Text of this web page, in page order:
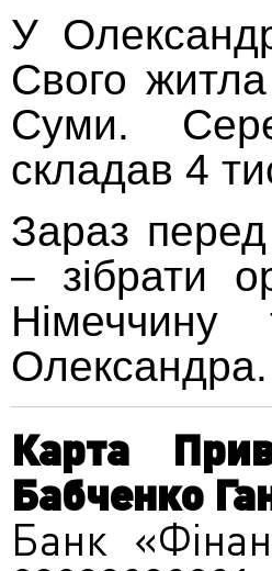
У
Свого
Суми.
складав 4
Зараз
– зібрати
Олександра.
Карта
Бабченко
Банк